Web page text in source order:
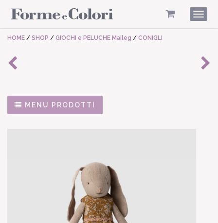
HOME / SHOP / GIOCHI e PELUCHE Maileg / CONIGLI
MENU PRODOTTI